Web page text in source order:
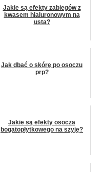
Jakie są efekty zabiegów z
kwasem hialuronowym na
usta?
Jak dbać o skórę po osoczu
prp?
Jakie są efekty osocza
bogatopłytkowego na szyję?